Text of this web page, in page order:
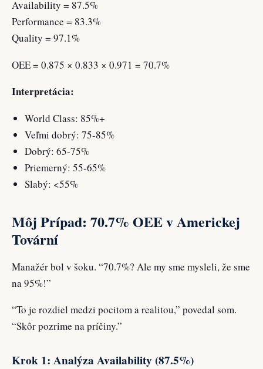
Availability = 87.5%
Performance = 83.3%
Quality = 97.1%
OEE = 0.875 × 0.833 × 0.971 = 70.7%
Interpretácia:
World Class: 85%+
Veľmi dobrý: 75-85%
Dobrý: 65-75%
Priemerný: 55-65%
Slabý: <55%
Môj Prípad: 70.7% OEE v Americkej
Tovární
Manažér bol v šoku. “70.7%? Ale my sme mysleli, že sme
na 95%!”
“To je rozdiel medzi pocitom a realitou,” povedal som.
“Skôr pozrime na príčiny.”
Krok 1: Analýza Availability (87.5%)